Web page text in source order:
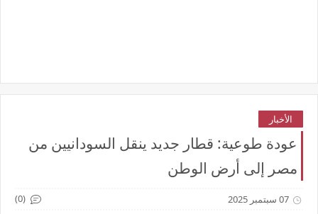
الأخبار
عودة طوعية: قطار جديد ينقل السودانيين من
مصر إلى أرض الوطن
07 سبتمبر 2025 (0)